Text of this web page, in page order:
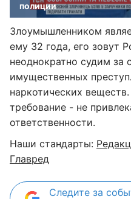
полиции
Злоумышленником
ему 32 года, его зовут
неоднократно судим за
имущественных
наркотических
требование - не
ответственности.
Наши стандарты:
Главред
Следите за